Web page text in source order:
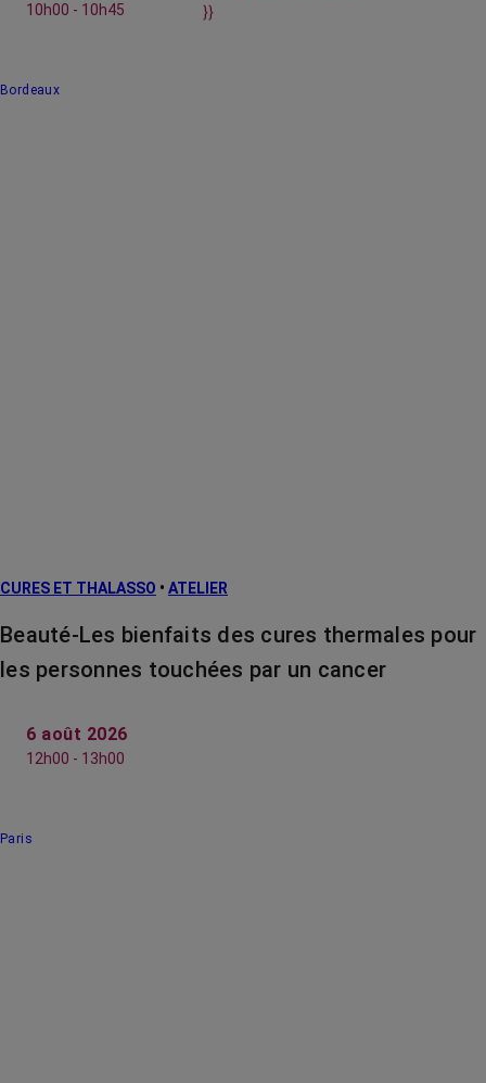
10h00 - 10h45
}}
Bordeaux
CURES ET THALASSO • ATELIER
Beauté-Les bienfaits des cures thermales pour
les personnes touchées par un cancer
6 août 2026
12h00 - 13h00
Paris